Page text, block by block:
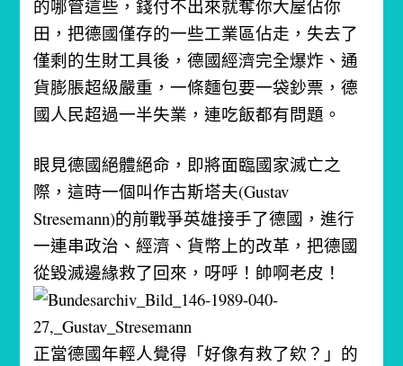
的哪管這些，錢付不出來就奪你大屋佔你
田，把德國僅存的一些工業區佔走，失去了
僅剩的生財工具後，德國經濟完全爆炸、通
貨膨脹超級嚴重，一條麵包要一袋鈔票，德
國人民超過一半失業，連吃飯都有問題。
眼見德國絕體絕命，即將面臨國家滅亡之
際，這時一個叫作古斯塔夫(Gustav
Stresemann)的前戰爭英雄接手了德國，進行
一連串政治、經濟、貨幣上的改革，把德國
從毀滅邊緣救了回來，呀呼！帥啊老皮！
正當德國年輕人覺得「好像有救了欸？」的